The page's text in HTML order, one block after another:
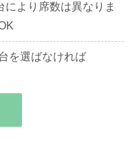
より席数は異なりま
を選ばなければ